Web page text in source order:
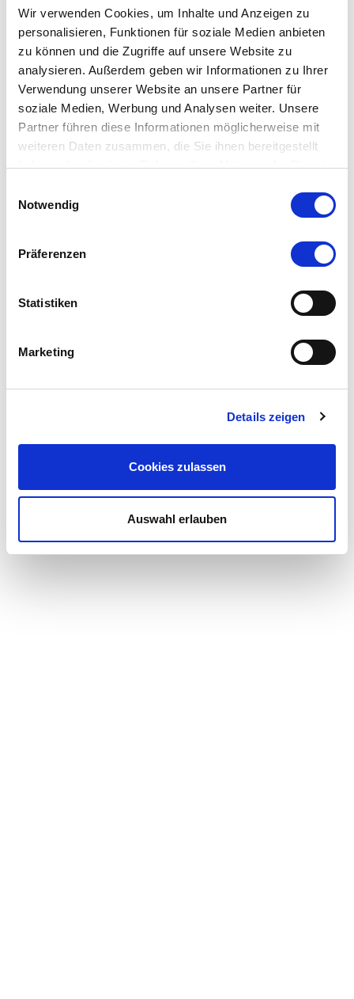
Wir verwenden Cookies, um Inhalte und Anzeigen zu
personalisieren, Funktionen für soziale Medien anbieten
zu können und die Zugriffe auf unsere Website zu
analysieren. Außerdem geben wir Informationen zu Ihrer
Verwendung unserer Website an unsere Partner für
soziale Medien, Werbung und Analysen weiter. Unsere
Partner führen diese Informationen möglicherweise mit
weiteren Daten zusammen, die Sie ihnen bereitgestellt
haben oder die sie im Rahmen Ihrer Nutzung der Dienste
Notwendig
Präferenzen
Statistiken
Marketing
Details zeigen
Cookies zulassen
Auswahl erlauben